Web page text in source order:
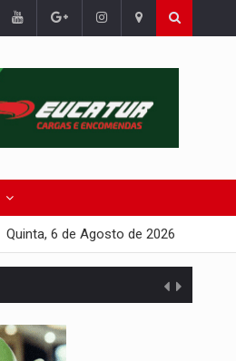
Quinta, 6 de Agosto de 2026